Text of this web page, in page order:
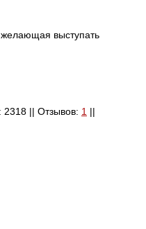
выступать
|| Отзывов: 1 ||